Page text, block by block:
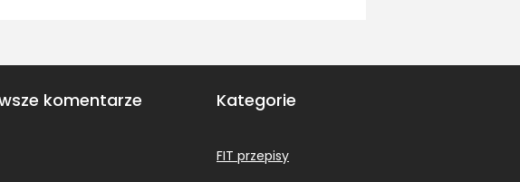
komentarze Kategorie
FIT przepisy